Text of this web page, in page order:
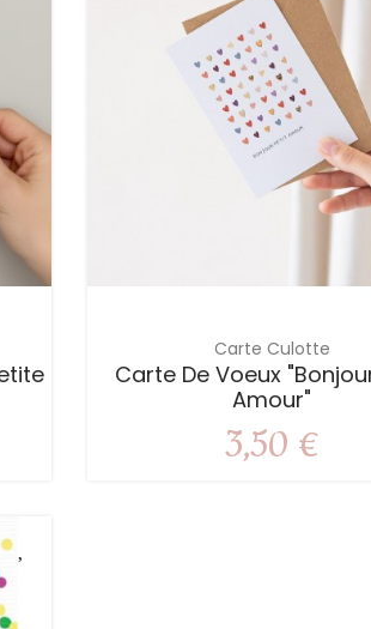
Carte Culotte
Carte De Voeux
Amour"
3,50 €